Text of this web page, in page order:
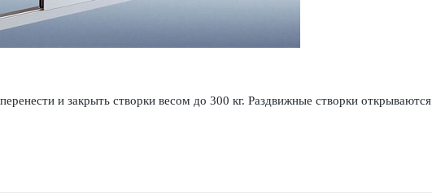
и закрыть створки весом до 300 кг. Раздвижные створки открываются